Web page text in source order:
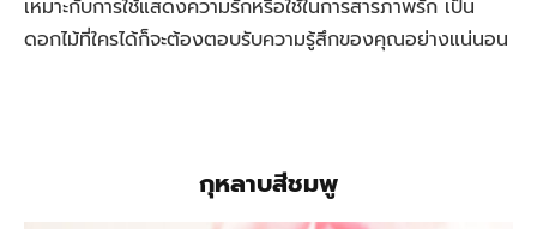
เหมาะกับการใช้แสดงความรักหรือใช้ในการสารภาพรัก เป็น
ดอกไม้ที่ใครได้ก็จะต้องตอบรับความรู้สึกของคุณอย่างแน่นอน
กุหลาบสีชมพู